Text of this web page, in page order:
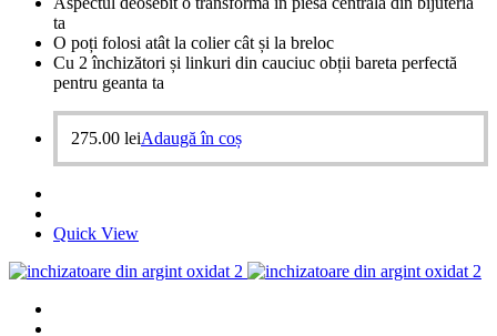
ta
O poți folosi atât la colier cât și la breloc
Cu 2 închizători și linkuri din cauciuc obții bareta perfectă
pentru geanta ta
275.00 leiAdaugă în coș
Quick View